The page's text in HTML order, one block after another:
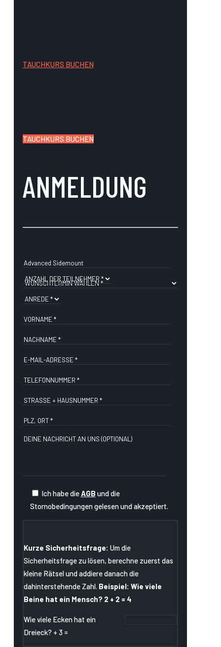
TAUCHKURS BUCHEN
TAUCHKURS BUCHEN
ANMELDUNG
Ich habe dieAGB und die
Stornobedingungen gelesen und akzeptiert.
Kurze Sicherheitsfrage: Um die
Sicherheitsfrage zu lösen, berechne zuerst das
kleine Rätsel und addiere danach die
dahinterstehende Zahl. Beispiel: Wie viele
Beine hat ein Mensch? 2 + 2 = 4
Wie viele Ecken hat ein
Dreieck? + 3 =